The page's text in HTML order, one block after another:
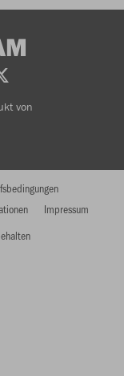
von
Impressum